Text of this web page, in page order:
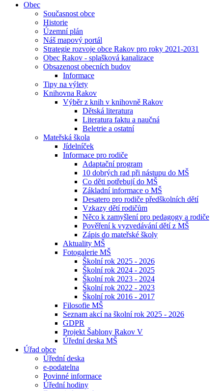
Obec
Současnost obce
Historie
Územní plán
Náš mapový portál
Strategie rozvoje obce Rakov pro roky 2021-2031
Obec Rakov - splašková kanalizace
Obsazenost obecních budov
Informace
Tipy na výlety
Knihovna Rakov
Výběr z knih v knihovně Rakov
Dětská literatura
Literatura faktu a naučná
Beletrie a ostatní
Mateřská škola
Jídelníček
Informace pro rodiče
Adaptační program
10 dobrých rad při nástupu do MŠ
Co děti potřebují do MŠ
Základní informace o MŠ
Desatero pro rodiče předškolních dětí
Vzkazy dětí rodičům
Něco k zamyšlení pro pedagogy a rodiče
Pověření k vyzvedávání dětí z MŠ
Zápis do mateřské školy
Aktuality MŠ
Fotogalerie MŠ
Školní rok 2025 - 2026
Školní rok 2024 - 2025
Školní rok 2023 - 2024
Školní rok 2022 - 2023
Školní rok 2016 - 2017
Filosofie MŠ
Seznam akcí na školní rok 2025 - 2026
GDPR
Projekt Šablony Rakov V
Úřední deska MŠ
Úřad obce
Úřední deska
e-podatelna
Povinné informace
Úřední hodiny